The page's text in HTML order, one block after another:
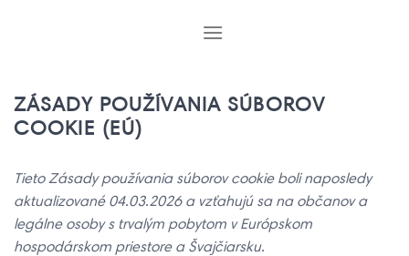
ZÁSADY POUŽÍVANIA SÚBOROV
COOKIE (EÚ)
Tieto Zásady používania súborov cookie boli naposledy
aktualizované 04.03.2026 a vzťahujú sa na občanov a
legálne osoby s trvalým pobytom v Európskom
hospodárskom priestore a Švajčiarsku.